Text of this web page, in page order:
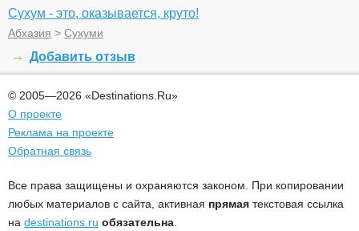
Сухум - это, оказывается, круто!
Абхазия > Сухуми
Добавить отзыв
© 2005—2026 «Destinations.Ru»
О проекте
Реклама на проекте
Обратная связь
Все права защищены и охраняются законом. При копировании
любых материалов с сайта, активная прямая текстовая ссылка
на destinations.ru обязательна